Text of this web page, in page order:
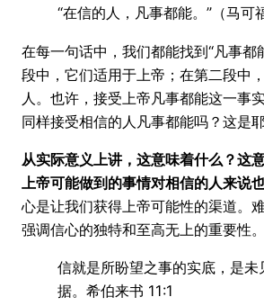
“在信的人，凡事都能。”（马可
在每一句话中，我们都能找到“凡事都
段中，它们适用于上帝；在第二段中
人。也许，接受上帝凡事都能这一事
同样接受相信的人凡事都能吗？这是
从实际意义上讲，这意味着什么？这
上帝可能做到的事情对相信的人来说
心是让我们获得上帝可能性的渠道。
强调信心的独特和至高无上的重要性。
信就是所盼望之事的实底，是未
据。希伯来书 11:1